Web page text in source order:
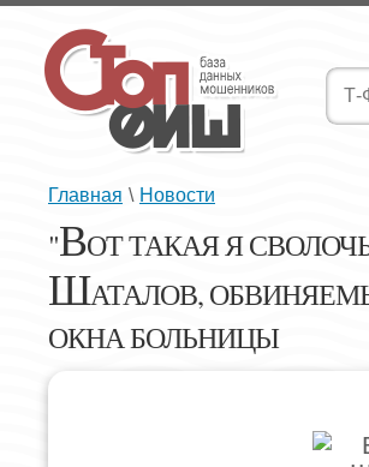
Главная \ Новости
"ВОТ ТАКАЯ Я
ШАТАЛОВ,
ОКНА БОЛЬНИЦЫ